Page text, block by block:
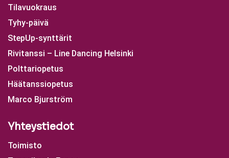
Tilavuokraus
Tyhy-päivä
StepUp-synttärit
Rivitanssi – Line Dancing Helsinki
Polttariopetus
Häätanssiopetus
Marco Bjurström
Yhteystiedot
Toimisto